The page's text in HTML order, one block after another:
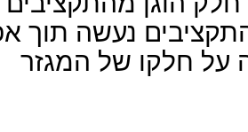
נעשה תוך
על חלקו של המגזר